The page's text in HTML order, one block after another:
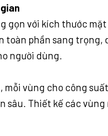
gọn với kích thước
phần sang
người dùng.
mỗi vùng cho công
sâu. Thiết kế các